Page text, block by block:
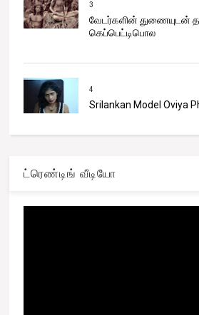
3
வேடர்களின் துணையுடன்
கெப்பெட்டிபொல
4
Srilankan Model Oviya
ட்ரெண்டிங் வீடியோ